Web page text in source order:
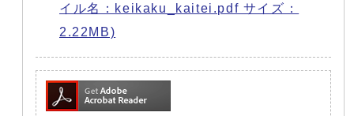
イル名：keikaku_kaitei.pdf サイズ：
2.22MB)